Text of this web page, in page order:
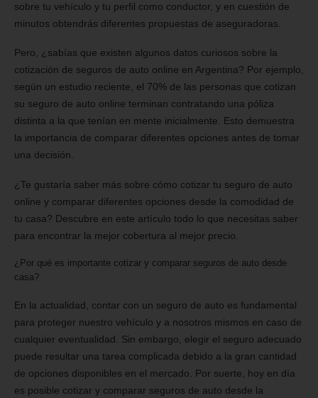
sobre tu vehículo y tu perfil como conductor, y en cuestión de
minutos obtendrás diferentes propuestas de aseguradoras.
Pero, ¿sabías que existen algunos datos curiosos sobre la
cotización de seguros de auto online en Argentina? Por ejemplo,
según un estudio reciente, el 70% de las personas que cotizan
su seguro de auto online terminan contratando una póliza
distinta a la que tenían en mente inicialmente. Esto demuestra
la importancia de comparar diferentes opciones antes de tomar
una decisión.
¿Te gustaría saber más sobre cómo cotizar tu seguro de auto
online y comparar diferentes opciones desde la comodidad de
tu casa? Descubre en este artículo todo lo que necesitas saber
para encontrar la mejor cobertura al mejor precio.
¿Por qué es importante cotizar y comparar seguros de auto desde
casa?
En la actualidad, contar con un seguro de auto es fundamental
para proteger nuestro vehículo y a nosotros mismos en caso de
cualquier eventualidad. Sin embargo, elegir el seguro adecuado
puede resultar una tarea complicada debido a la gran cantidad
de opciones disponibles en el mercado. Por suerte, hoy en día
es posible cotizar y comparar seguros de auto desde la